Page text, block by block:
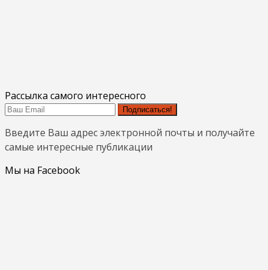
Рассылка самого интересного
Подписаться!
Введите Ваш адрес электронной почты и получайте
самые интересные публикации
Мы на Facebook